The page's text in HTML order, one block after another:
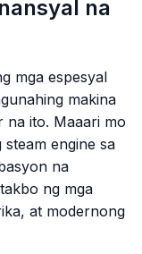
na
mga espesyal
makina
na ito. Maaari mo
engine sa
na
ng mga
at modernong